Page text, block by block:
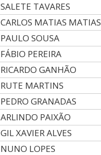
SALETE TAVARES
CARLOS MATIAS MATIAS
PAULO SOUSA
FÁBIO PEREIRA
RICARDO GANHÃO
RUTE MARTINS
PEDRO GRANADAS
ARLINDO PAIXÃO
GIL XAVIER ALVES
NUNO LOPES